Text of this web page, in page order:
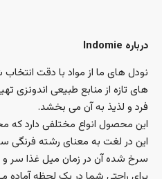
درباره Indomie
نودل های ما از مواد با دقت انتخاب
های تازه از منابع طبیعی اندونزی
فرد و لذیذ به آن می بخشد.
این در لغت به معنای رشته فرنگی
سرخ شده آن در زمان میل غذا سر و